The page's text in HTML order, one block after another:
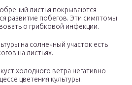
листья покрываются
развитие побегов. Эти симптомы
о грибковой инфекции.
на солнечный участок есть
на листьях.
холодного ветра негативно
цветения культуры.